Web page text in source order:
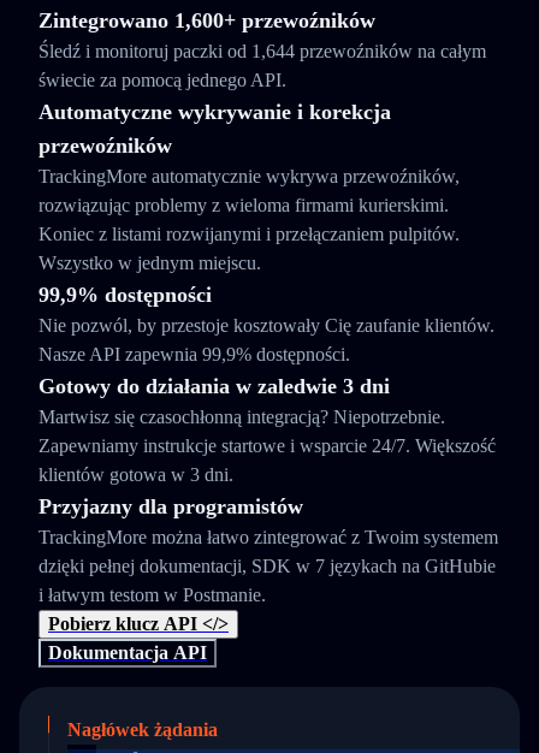
Zintegrowano 1,600+ przewoźników
Śledź i monitoruj paczki od 1,644 przewoźników na całym
świecie za pomocą jednego API.
Automatyczne wykrywanie i korekcja
przewoźników
TrackingMore automatycznie wykrywa przewoźników,
rozwiązując problemy z wieloma firmami kurierskimi.
Koniec z listami rozwijanymi i przełączaniem pulpitów.
Wszystko w jednym miejscu.
99,9% dostępności
Nie pozwól, by przestoje kosztowały Cię zaufanie klientów.
Nasze API zapewnia 99,9% dostępności.
Gotowy do działania w zaledwie 3 dni
Martwisz się czasochłonną integracją? Niepotrzebnie.
Zapewniamy instrukcje startowe i wsparcie 24/7. Większość
klientów gotowa w 3 dni.
Przyjazny dla programistów
TrackingMore można łatwo zintegrować z Twoim systemem
dzięki pełnej dokumentacji, SDK w 7 językach na GitHubie
i łatwym testom w Postmanie.
Pobierz klucz API </>
Dokumentacja API
Nagłówek żądania